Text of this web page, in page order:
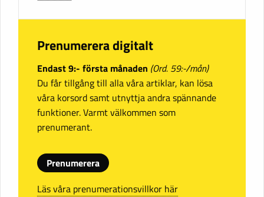
Prenumerera digitalt
Endast 9:- första månaden (Ord. 59:-/mån)
Du får tillgång till alla våra artiklar, kan lösa
våra korsord samt utnyttja andra spännande
funktioner. Varmt välkommen som
prenumerant.
Prenumerera
Läs våra prenumerationsvillkor här